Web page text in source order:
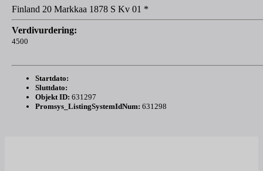
Finland 20 Markkaa 1878 S Kv 01 *
Verdivurdering:
4500
Startdato:
Sluttdato:
Objekt ID: 631297
Promsys_ListingSystemIdNum: 631298